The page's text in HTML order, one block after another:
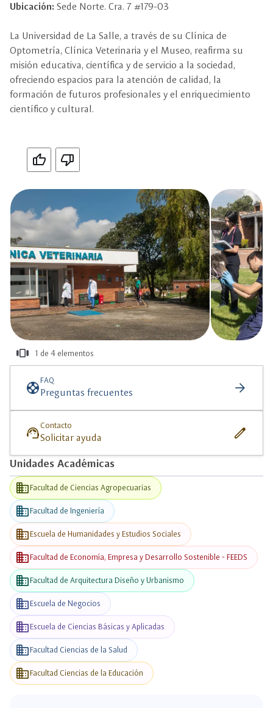
view_carousel
más
información
1 de 4 elementos
Ubicación: Sede Norte. Cra. 7 #179-03
La Universidad de La Salle, a través de su Clínica de
Optometría, Clínica Veterinaria y el Museo, reafirma su
misión educativa, científica y de servicio a la sociedad,
ofreciendo espacios para la atención de calidad, la
formación de futuros profesionales y el enriquecimiento
científico y cultural.
Si No
supportFAQ
Preguntas frecuentes arrow_forward
support_agent Contacto
Solicitar ayuda edit
Unidades Académicas
businessFacultad de Ciencias Agropecuarias
businessFacultad de Ingeniería
businessEscuela de Humanidades y Estudios Sociales
businessFacultad de Economía, Empresa y Desarrollo Sostenible - FEEDS
businessFacultad de Arquitectura Diseño y Urbanismo
businessEscuela de Negocios
businessEscuela de Ciencias Básicas y Aplicadas
businessFacultad Ciencias de la Salud
businessFacultad Ciencias de la Educación